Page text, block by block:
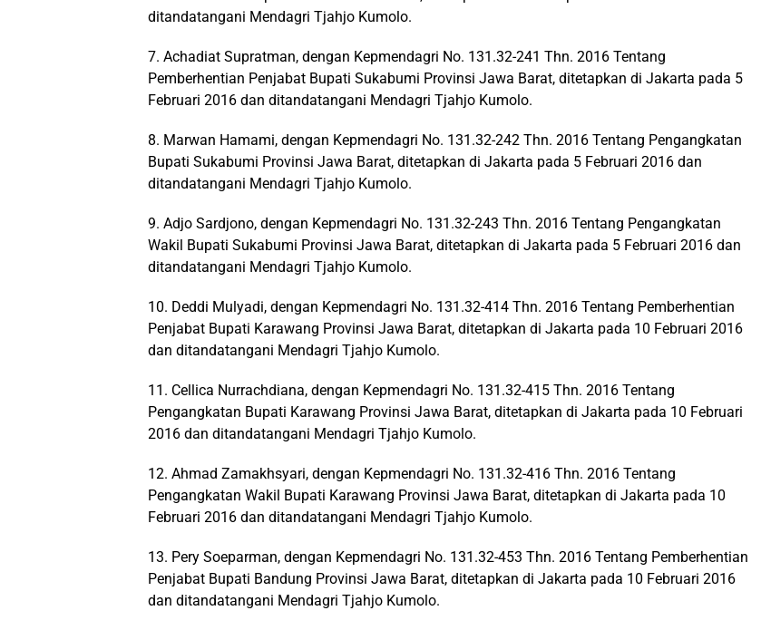
ditandatangani Mendagri Tjahjo Kumolo.
7. Achadiat Supratman, dengan Kepmendagri No. 131.32-241 Thn. 2016 Tentang
Pemberhentian Penjabat Bupati Sukabumi Provinsi Jawa Barat, ditetapkan di Jakarta pada 5
Februari 2016 dan ditandatangani Mendagri Tjahjo Kumolo.
8. Marwan Hamami, dengan Kepmendagri No. 131.32-242 Thn. 2016 Tentang Pengangkatan
Bupati Sukabumi Provinsi Jawa Barat, ditetapkan di Jakarta pada 5 Februari 2016 dan
ditandatangani Mendagri Tjahjo Kumolo.
9. Adjo Sardjono, dengan Kepmendagri No. 131.32-243 Thn. 2016 Tentang Pengangkatan
Wakil Bupati Sukabumi Provinsi Jawa Barat, ditetapkan di Jakarta pada 5 Februari 2016 dan
ditandatangani Mendagri Tjahjo Kumolo.
10. Deddi Mulyadi, dengan Kepmendagri No. 131.32-414 Thn. 2016 Tentang Pemberhentian
Penjabat Bupati Karawang Provinsi Jawa Barat, ditetapkan di Jakarta pada 10 Februari 2016
dan ditandatangani Mendagri Tjahjo Kumolo.
11. Cellica Nurrachdiana, dengan Kepmendagri No. 131.32-415 Thn. 2016 Tentang
Pengangkatan Bupati Karawang Provinsi Jawa Barat, ditetapkan di Jakarta pada 10 Februari
2016 dan ditandatangani Mendagri Tjahjo Kumolo.
12. Ahmad Zamakhsyari, dengan Kepmendagri No. 131.32-416 Thn. 2016 Tentang
Pengangkatan Wakil Bupati Karawang Provinsi Jawa Barat, ditetapkan di Jakarta pada 10
Februari 2016 dan ditandatangani Mendagri Tjahjo Kumolo.
13. Pery Soeparman, dengan Kepmendagri No. 131.32-453 Thn. 2016 Tentang Pemberhentian
Penjabat Bupati Bandung Provinsi Jawa Barat, ditetapkan di Jakarta pada 10 Februari 2016
dan ditandatangani Mendagri Tjahjo Kumolo.